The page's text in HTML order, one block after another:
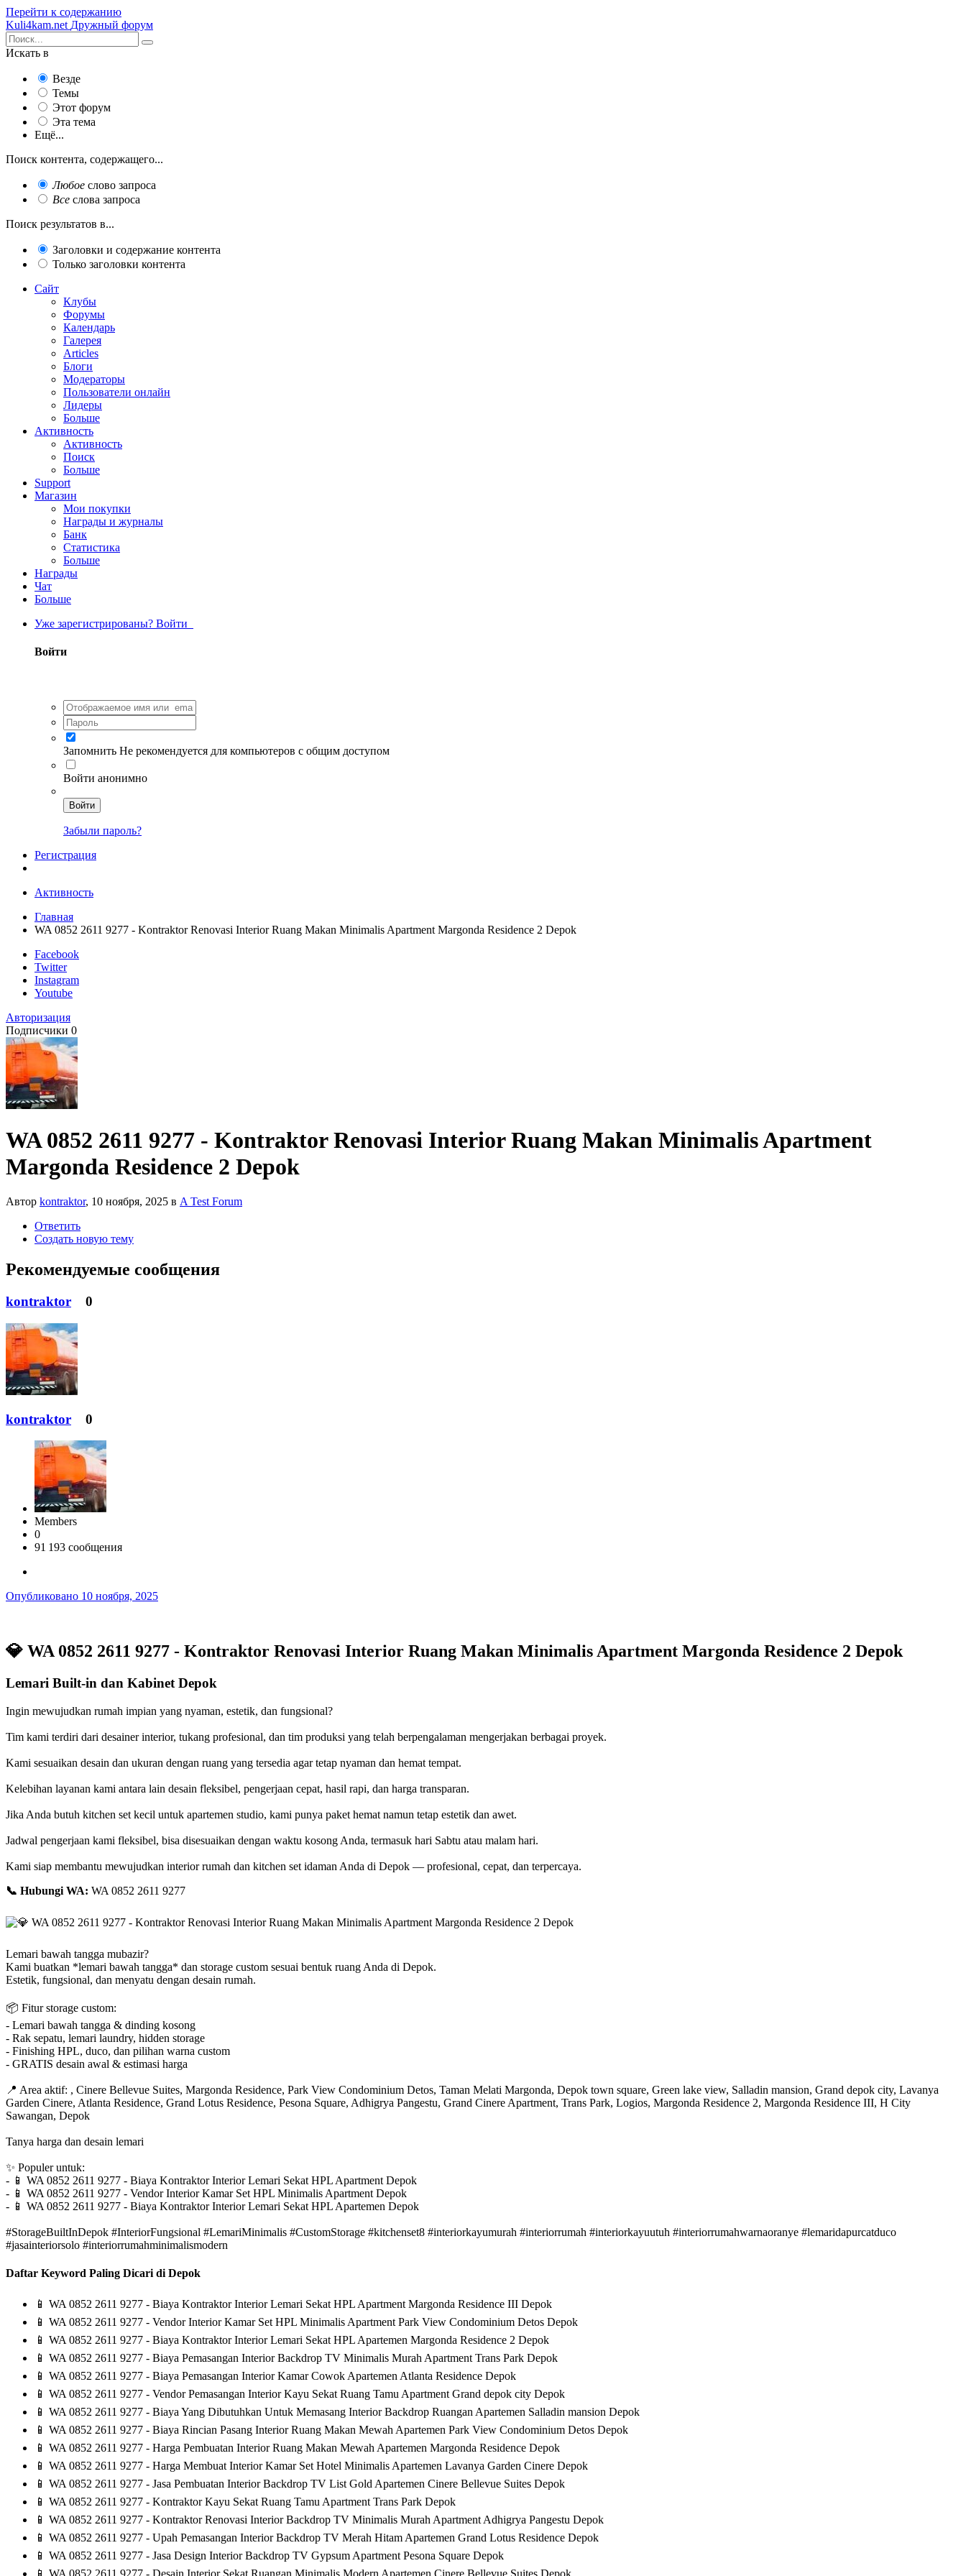
Перейти к содержанию
Kuli4kam.net Дружный форум
Искать в
Везде
Темы
Этот форум
Эта тема
Ещё...
Поиск контента, содержащего...
Любое слово запроса
Все слова запроса
Поиск результатов в...
Заголовки и содержание контента
Только заголовки контента
Сайт
Клубы
Форумы
Календарь
Галерея
Articles
Блоги
Модераторы
Пользователи онлайн
Лидеры
Больше
Активность
Активность
Поиск
Больше
Support
Магазин
Мои покупки
Награды и журналы
Банк
Статистика
Больше
Награды
Чат
Больше
Уже зарегистрированы? Войти
Войти
Запомнить Не рекомендуется для компьютеров с общим доступом
Войти анонимно
Войти
Забыли пароль?
Регистрация
Активность
Главная
WA 0852 2611 9277 - Kontraktor Renovasi Interior Ruang Makan Minimalis Apartment Margonda Residence 2 Depok
Facebook
Twitter
Instagram
Youtube
Авторизация
Подписчики 0
WA 0852 2611 9277 - Kontraktor Renovasi Interior Ruang Makan Minimalis Apartment
Margonda Residence 2 Depok
Автор kontraktor, 10 ноября, 2025 в A Test Forum
Ответить
Создать новую тему
Рекомендуемые сообщения
kontraktor 0
kontraktor 0
Members
0
91 193 сообщения
Опубликовано 10 ноября, 2025
💎 WA 0852 2611 9277 - Kontraktor Renovasi Interior Ruang Makan Minimalis Apartment Margonda Residence 2 Depok
Lemari Built-in dan Kabinet Depok
Ingin mewujudkan rumah impian yang nyaman, estetik, dan fungsional?
Tim kami terdiri dari desainer interior, tukang profesional, dan tim produksi yang telah berpengalaman mengerjakan berbagai proyek.
Kami sesuaikan desain dan ukuran dengan ruang yang tersedia agar tetap nyaman dan hemat tempat.
Kelebihan layanan kami antara lain desain fleksibel, pengerjaan cepat, hasil rapi, dan harga transparan.
Jika Anda butuh kitchen set kecil untuk apartemen studio, kami punya paket hemat namun tetap estetik dan awet.
Jadwal pengerjaan kami fleksibel, bisa disesuaikan dengan waktu kosong Anda, termasuk hari Sabtu atau malam hari.
Kami siap membantu mewujudkan interior rumah dan kitchen set idaman Anda di Depok — profesional, cepat, dan terpercaya.
📞 Hubungi WA: WA 0852 2611 9277
Lemari bawah tangga mubazir?
Kami buatkan *lemari bawah tangga* dan storage custom sesuai bentuk ruang Anda di Depok.
Estetik, fungsional, dan menyatu dengan desain rumah.
📦 Fitur storage custom:
- Lemari bawah tangga & dinding kosong
- Rak sepatu, lemari laundry, hidden storage
- Finishing HPL, duco, dan pilihan warna custom
- GRATIS desain awal & estimasi harga
📍 Area aktif: , Cinere Bellevue Suites, Margonda Residence, Park View Condominium Detos, Taman Melati Margonda, Depok town square, Green lake view, Salladin mansion, Grand depok city, Lavanya
Garden Cinere, Atlanta Residence, Grand Lotus Residence, Pesona Square, Adhigrya Pangestu, Grand Cinere Apartment, Trans Park, Logios, Margonda Residence 2, Margonda Residence III, H City
Sawangan, Depok
Tanya harga dan desain lemari
✨ Populer untuk:
- 📱 WA 0852 2611 9277 - Biaya Kontraktor Interior Lemari Sekat HPL Apartment Depok
- 📱 WA 0852 2611 9277 - Vendor Interior Kamar Set HPL Minimalis Apartment Depok
- 📱 WA 0852 2611 9277 - Biaya Kontraktor Interior Lemari Sekat HPL Apartemen Depok
#StorageBuiltInDepok #InteriorFungsional #LemariMinimalis #CustomStorage #kitchenset8 #interiorkayumurah #interiorrumah #interiorkayuutuh #interiorrumahwarnaoranye #lemaridapurcatduco
#jasainteriorsolo #interiorrumahminimalismodern
Daftar Keyword Paling Dicari di Depok
📱 WA 0852 2611 9277 - Biaya Kontraktor Interior Lemari Sekat HPL Apartment Margonda Residence III Depok
📱 WA 0852 2611 9277 - Vendor Interior Kamar Set HPL Minimalis Apartment Park View Condominium Detos Depok
📱 WA 0852 2611 9277 - Biaya Kontraktor Interior Lemari Sekat HPL Apartemen Margonda Residence 2 Depok
📱 WA 0852 2611 9277 - Biaya Pemasangan Interior Backdrop TV Minimalis Murah Apartment Trans Park Depok
📱 WA 0852 2611 9277 - Biaya Pemasangan Interior Kamar Cowok Apartemen Atlanta Residence Depok
📱 WA 0852 2611 9277 - Vendor Pemasangan Interior Kayu Sekat Ruang Tamu Apartment Grand depok city Depok
📱 WA 0852 2611 9277 - Biaya Yang Dibutuhkan Untuk Memasang Interior Backdrop Ruangan Apartemen Salladin mansion Depok
📱 WA 0852 2611 9277 - Biaya Rincian Pasang Interior Ruang Makan Mewah Apartemen Park View Condominium Detos Depok
📱 WA 0852 2611 9277 - Harga Pembuatan Interior Ruang Makan Mewah Apartemen Margonda Residence Depok
📱 WA 0852 2611 9277 - Harga Membuat Interior Kamar Set Hotel Minimalis Apartemen Lavanya Garden Cinere Depok
📱 WA 0852 2611 9277 - Jasa Pembuatan Interior Backdrop TV List Gold Apartemen Cinere Bellevue Suites Depok
📱 WA 0852 2611 9277 - Kontraktor Kayu Sekat Ruang Tamu Apartment Trans Park Depok
📱 WA 0852 2611 9277 - Kontraktor Renovasi Interior Backdrop TV Minimalis Murah Apartment Adhigrya Pangestu Depok
📱 WA 0852 2611 9277 - Upah Pemasangan Interior Backdrop TV Merah Hitam Apartemen Grand Lotus Residence Depok
📱 WA 0852 2611 9277 - Jasa Design Interior Backdrop TV Gypsum Apartment Pesona Square Depok